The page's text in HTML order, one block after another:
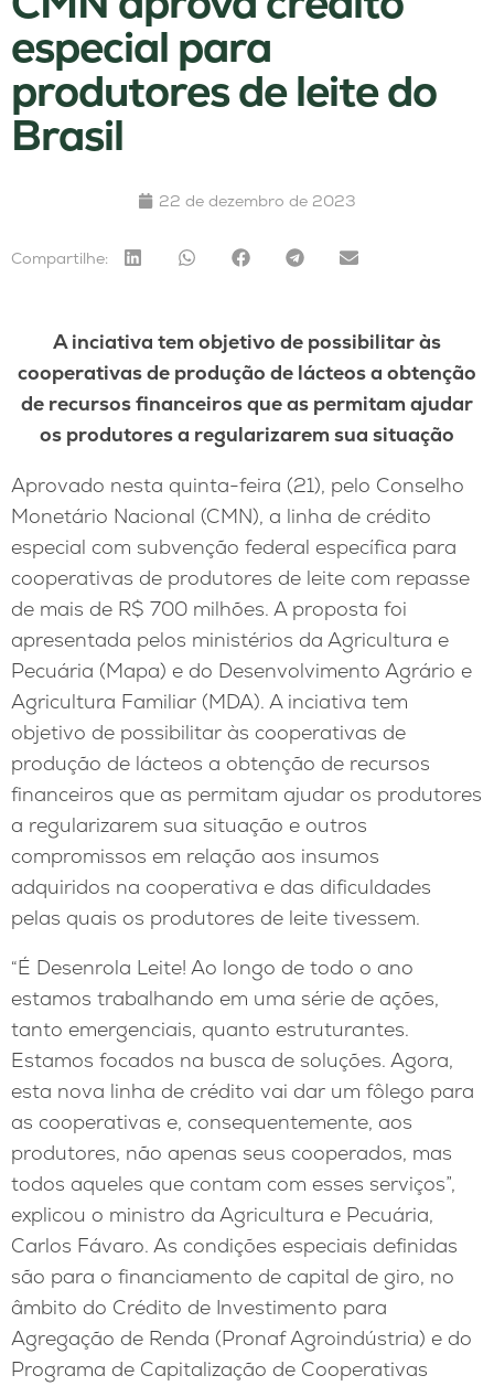
especial para
produtores de leite do
Brasil
22 de dezembro de 2023
Compartilhe:
A inciativa tem objetivo de possibilitar às
cooperativas de produção de lácteos a obtenção
de recursos financeiros que as permitam ajudar
os produtores a regularizarem sua situação
Aprovado nesta quinta-feira (21), pelo Conselho
Monetário Nacional (CMN), a linha de crédito
especial com subvenção federal específica para
cooperativas de produtores de leite com repasse
de mais de R$ 700 milhões. A proposta foi
apresentada pelos ministérios da Agricultura e
Pecuária (Mapa) e do Desenvolvimento Agrário e
Agricultura Familiar (MDA). A inciativa tem
objetivo de possibilitar às cooperativas de
produção de lácteos a obtenção de recursos
financeiros que as permitam ajudar os produtores
a regularizarem sua situação e outros
compromissos em relação aos insumos
adquiridos na cooperativa e das dificuldades
pelas quais os produtores de leite tivessem.
“É Desenrola Leite! Ao longo de todo o ano
estamos trabalhando em uma série de ações,
tanto emergenciais, quanto estruturantes.
Estamos focados na busca de soluções. Agora,
esta nova linha de crédito vai dar um fôlego para
as cooperativas e, consequentemente, aos
produtores, não apenas seus cooperados, mas
todos aqueles que contam com esses serviços”,
explicou o ministro da Agricultura e Pecuária,
Carlos Fávaro. As condições especiais definidas
são para o financiamento de capital de giro, no
âmbito do Crédito de Investimento para
Agregação de Renda (Pronaf Agroindústria) e do
Programa de Capitalização de Cooperativas